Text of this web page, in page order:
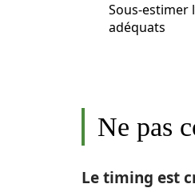
Sous-estimer
adéquats
Ne pas
Le timing est